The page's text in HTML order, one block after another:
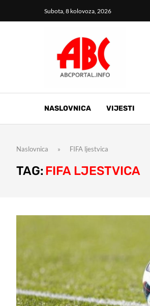
Subota, 8 kolovoza, 2026
NASLOVNICA VIJESTI
Naslovnica » FIFA ljestvica
TAG: FIFA LJESTVICA